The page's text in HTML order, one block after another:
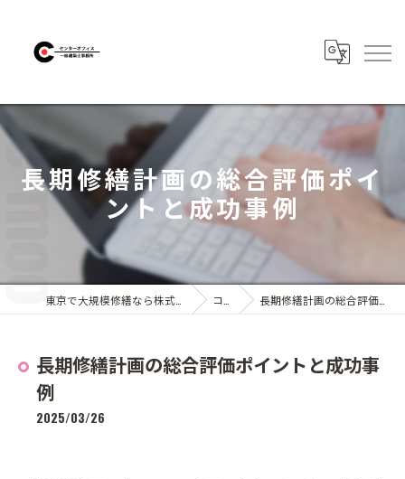
長期修繕計画の総合評価ポイ
ントと成功事例
コラム 長期修繕計画の総合評価ポイントと成功事例
長期修繕計画の総合評価ポイントと成功事
例
2025/03/26